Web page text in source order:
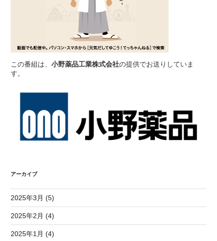
この番組は、小野薬品工業株式会社の提供でお送りしていま
す。
アーカイブ
2025年3月 (5)
2025年2月 (4)
2025年1月 (4)